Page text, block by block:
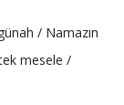
/ Namazın
mesele /